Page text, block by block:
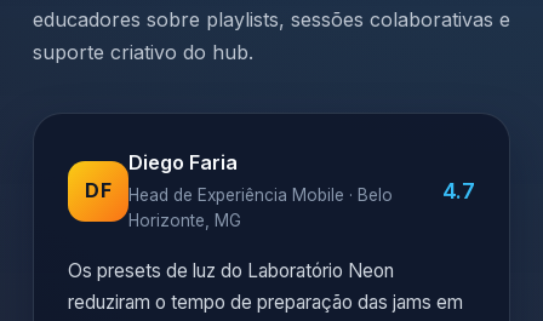
educadores sobre playlists, sessões colaborativas e
suporte criativo do hub.
DF
Diego Faria
Head de Experiência Mobile · Belo
Horizonte, MG
4.7
Os presets de luz do Laboratório Neon
reduziram o tempo de preparação das jams em